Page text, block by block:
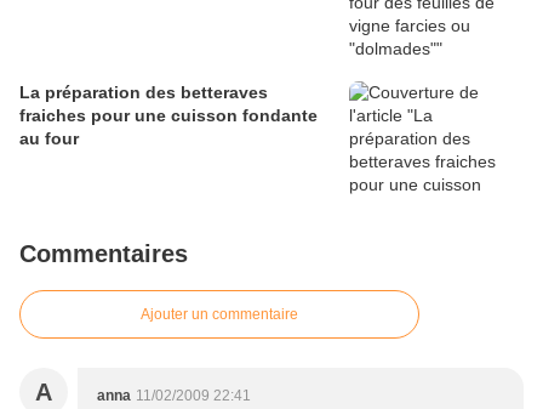
La préparation des betteraves
fraiches pour une cuisson fondante
au four
Commentaires
Ajouter un commentaire
A anna 11/02/2009 22:41